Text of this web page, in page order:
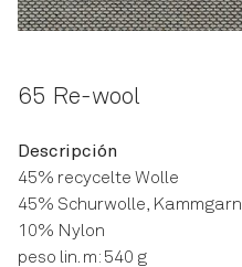
65 Re-wool
Descripción
45% recycelte Wolle
45% Schurwolle, Kammgarn
10% Nylon
peso lin. m: 540 g